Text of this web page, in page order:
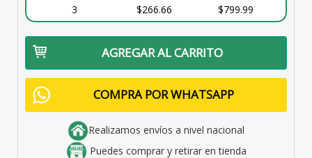
3
$266.66 $799.99
AGREGAR AL CARRITO
COMPRA POR WHATSAPP
Realizamos envíos a nivel nacional
Puedes comprar y retirar en tienda